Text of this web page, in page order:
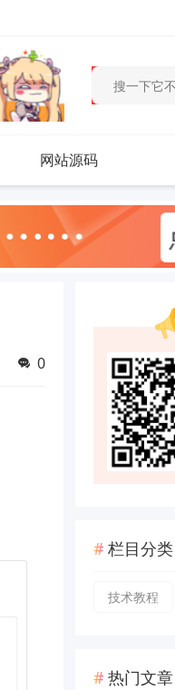
网站源码
0
栏目分类
技术教程
热门文章